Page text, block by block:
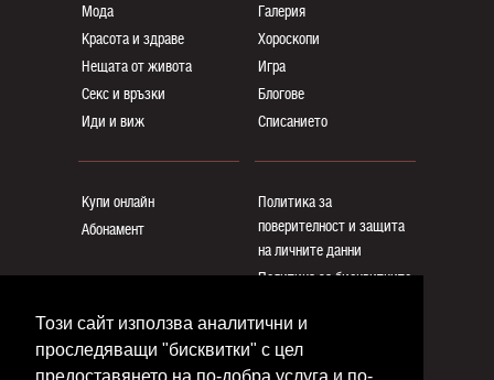
Този сайт използва аналитични и
проследяващи "бисквитки" с цел
Мода
Красота и здраве
Нещата от живота
Секс и връзки
Иди и виж
Галерия
Хороскопи
Игра
Блогoве
Списанието
Купи онлайн
Абонамент
Политика за
поверителност и защита
на личните данни
Политика за бисквитките
Общи условия
Контакти